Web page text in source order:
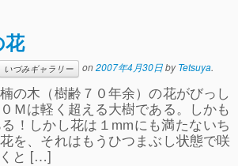
花
いづみギャラリー on2007年4月30日byTetsuya.
の木（樹齢７０年余）の花がびっし
Ｍは軽く超える大樹である。しかも
！しかし花は１mmにも満たないち
を、それはもうひつまぶし状態で咲
と […]